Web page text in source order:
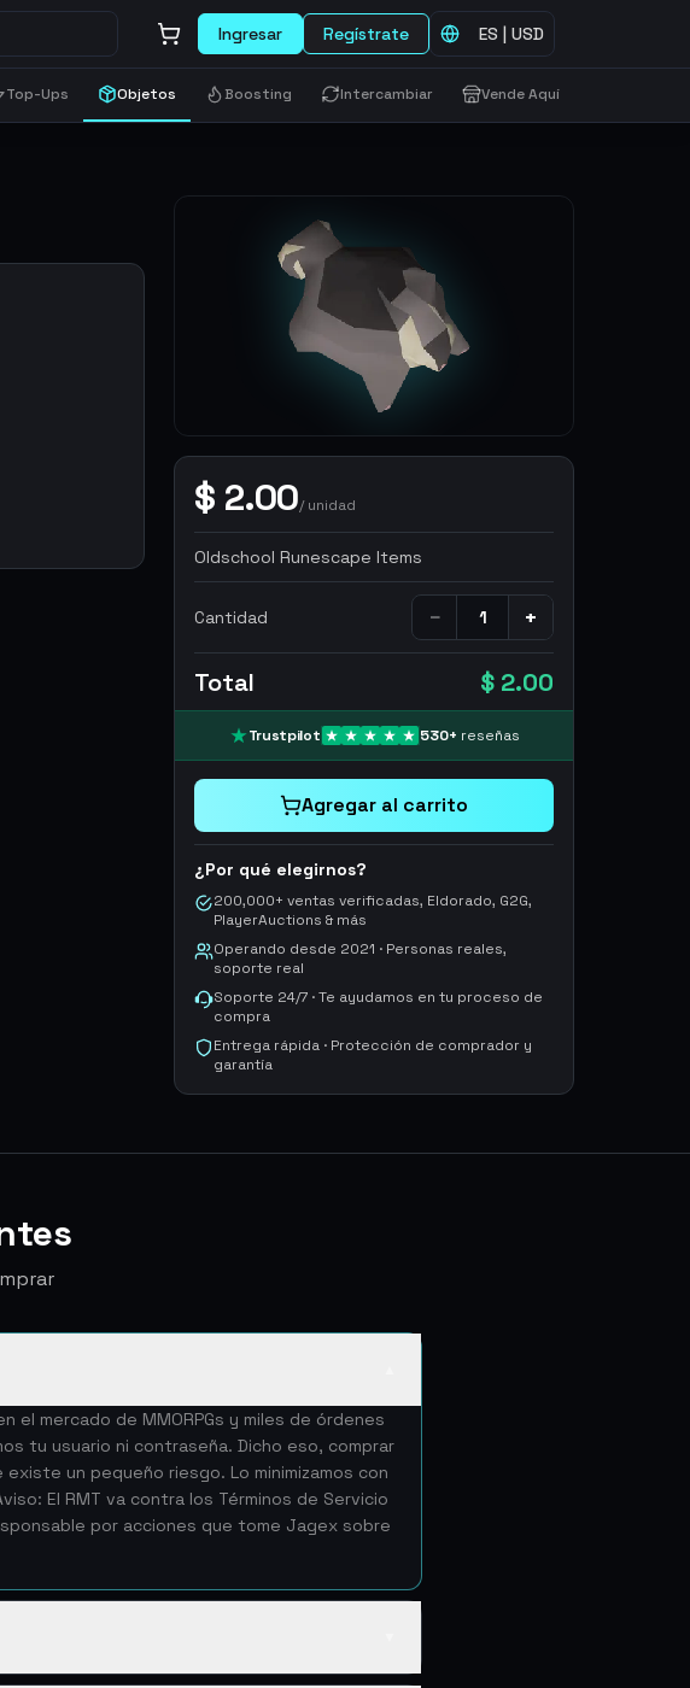
Ingresar Regístrate ES | USD
Top-Ups Objetos Boosting Intercambiar Vende Aquí
$ 2.00/unidad
Oldschool Runescape Items
Cantidad − +
Total $ 2.00
Trustpilot 530+ reseñas
Agregar al carrito
¿Por qué elegirnos?
200,000+ ventas verificadas, Eldorado, G2G,
PlayerAuctions & más
Operando desde 2021 · Personas reales,
soporte real
Soporte 24/7 · Te ayudamos en tu proceso de
compra
Entrega rápida · Protección de comprador y
garantía
mercado de MMORPGs y miles de órdenes
tu usuario ni contraseña. Dicho eso, comprar
un pequeño riesgo. Lo minimizamos con
El RMT va contra los Términos de Servicio
por acciones que tome Jagex sobre